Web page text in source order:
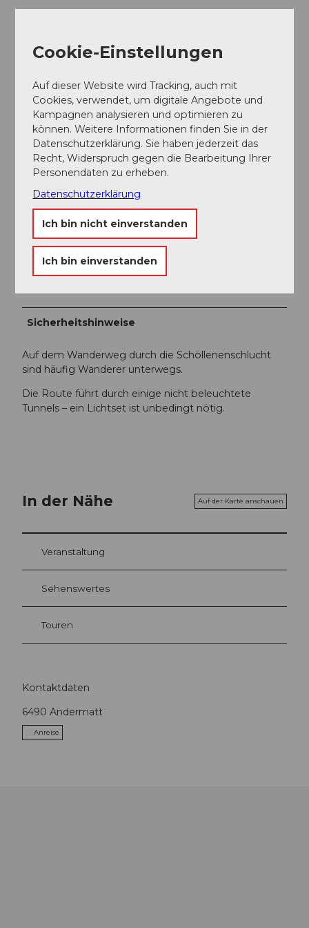
Einkehrmöglichkeit
Autor:in
Ferienregion Andermatt
Organisation
Lucerne Tourisme
Unser Tipp
Variante A: Start und Ziel in Göschenen.
auf der Fahrstrasse, zur Umfahrung der technischen
Sicherheitshinweise
Auf dem Wanderweg durch die Schöllenenschlucht
sind häufig Wanderer unterwegs.
Die Route führt durch einige nicht beleuchtete
Tunnels – ein Lichtset ist unbedingt nötig.
In der Nähe Auf der Karte anschauen
Veranstaltung
Sehenswertes
Touren
Kontaktdaten
6490 Andermatt
Anreise
Cookie-Einstellungen
Auf dieser Website wird Tracking, auch mit
Cookies, verwendet, um digitale Angebote und
Kampagnen analysieren und optimieren zu
können. Weitere Informationen finden Sie in der
Datenschutzerklärung. Sie haben jederzeit das
Recht, Widerspruch gegen die Bearbeitung Ihrer
Personendaten zu erheben.
Datenschutzerklärung
Ich bin nicht einverstanden
Ich bin einverstanden